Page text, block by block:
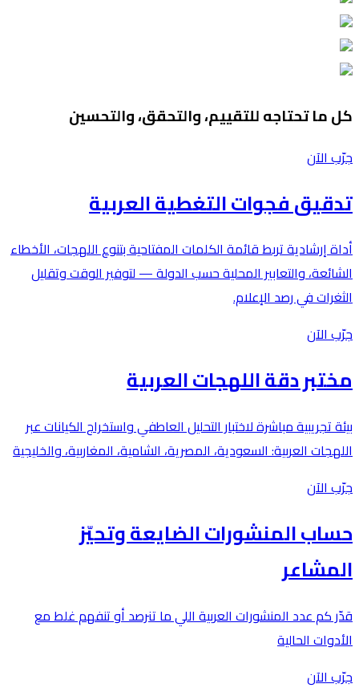
كل ما تحتاجه للتقييم، والتحقق، والتحسين
جرّب الآن
تدقيق فجوات التغطية العربية
أداة إرشادية تربط قائمة الكلمات المفتاحية بتنوع اللهجات، الأخطاء
الشائعة، والتعابير المحلية حسب الدولة — لتوفير الوقت وتقليل
الثغرات في رصد الإعلام.
جرّب الآن
مختبر دقة اللهجات العربية
بيئة تجريبية مباشرة لاختبار التحليل العاطفي واستخراج الكيانات عبر
اللهجات العربية: السعودية، المصرية، الشامية، المغاربية، والخليجية
جرّب الآن
حساب المنشورات الضايعة وتحيّز
المشاعر
قدّر كم عدد المنشورات العربية اللي ما تنرصد أو تنفهم غلط مع
الأدوات الحالية
جرّب الآن